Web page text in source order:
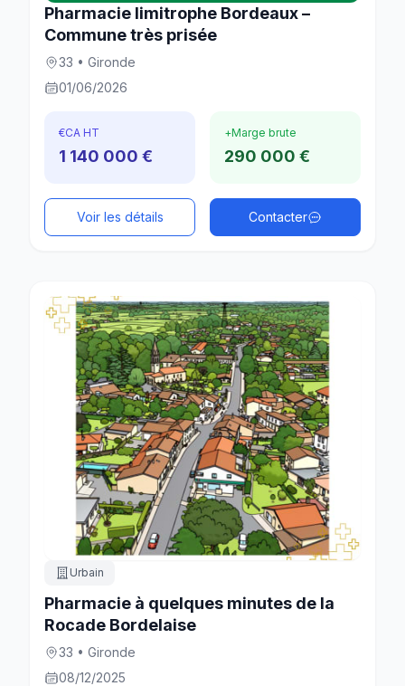
Pharmacie limitrophe Bordeaux –
Commune très prisée
33 • Gironde
01/06/2026
€CA HT
1 140 000 €
+Marge brute
290 000 €
Voir les détails Contacter
Urbain
Pharmacie à quelques minutes de la
Rocade Bordelaise
33 • Gironde
08/12/2025